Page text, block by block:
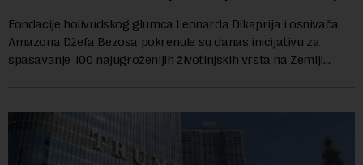
Fondacije holivudskog glumca Leonarda Dikaprija i osnivača
Amazona Džefa Bezosa pokrenule su danas inicijativu za
spasavanje 100 najugroženijih životinjskih vrsta na Zemlji